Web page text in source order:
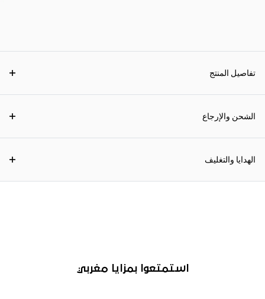
تفاصيل المنتج
الشحن والإرجاع
الهدايا والتغليف
استمتعوا بمزايا مغربي